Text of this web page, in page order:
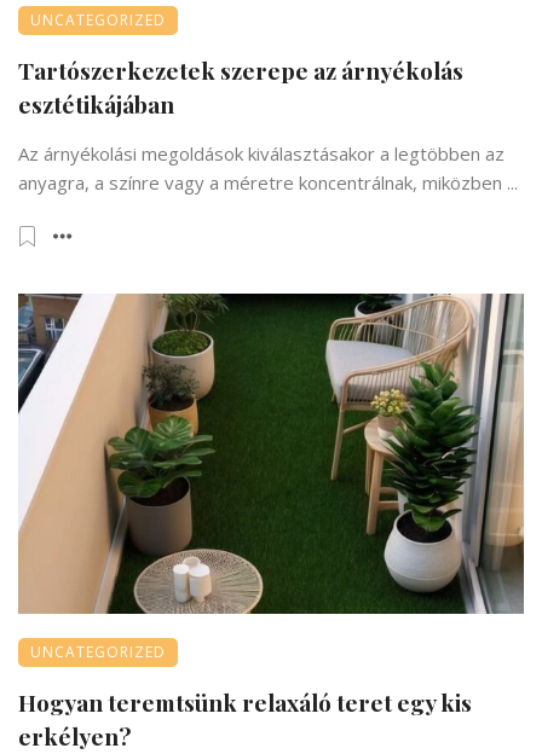
UNCATEGORIZED
Tartószerkezetek szerepe az árnyékolás
esztétikájában
Az árnyékolási megoldások kiválasztásakor a legtöbben az
anyagra, a színre vagy a méretre koncentrálnak, miközben ...
UNCATEGORIZED
Hogyan teremtsünk relaxáló teret egy kis
erkélyen?